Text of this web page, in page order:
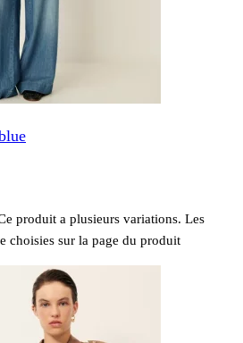
produit a plusieurs variations. Les
choisies sur la page du produit